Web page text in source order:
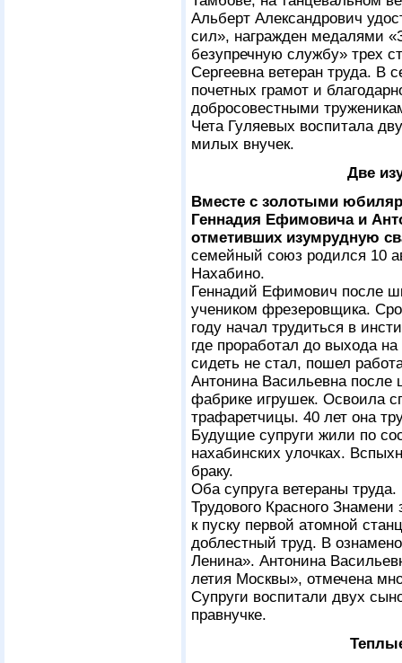
Альберт Александрович
сил», награжден медалями
безупречную службу» трех
Сергеевна ветеран труда. В
почетных грамот и
добросовестными
Чета Гуляевых воспитала
милых внучек.
Две
Вместе с золотыми
Геннадия Ефимовича и
отметивших изумрудную
семейный союз родился 10
Нахабино.
Геннадий Ефимович после
учеником фрезеровщика.
году начал трудиться в
где проработал до выхода
сидеть не стал, пошел
Антонина Васильевна после
фабрике игрушек. Освоила
трафаретчицы. 40 лет она
Будущие супруги жили по
нахабинских улочках.
браку.
Оба супруга ветераны
Трудового Красного Знамени
к пуску первой атомной
доблестный труд. В
Ленина». Антонина
летия Москвы», отмечена
Супруги воспитали двух
правнучке.